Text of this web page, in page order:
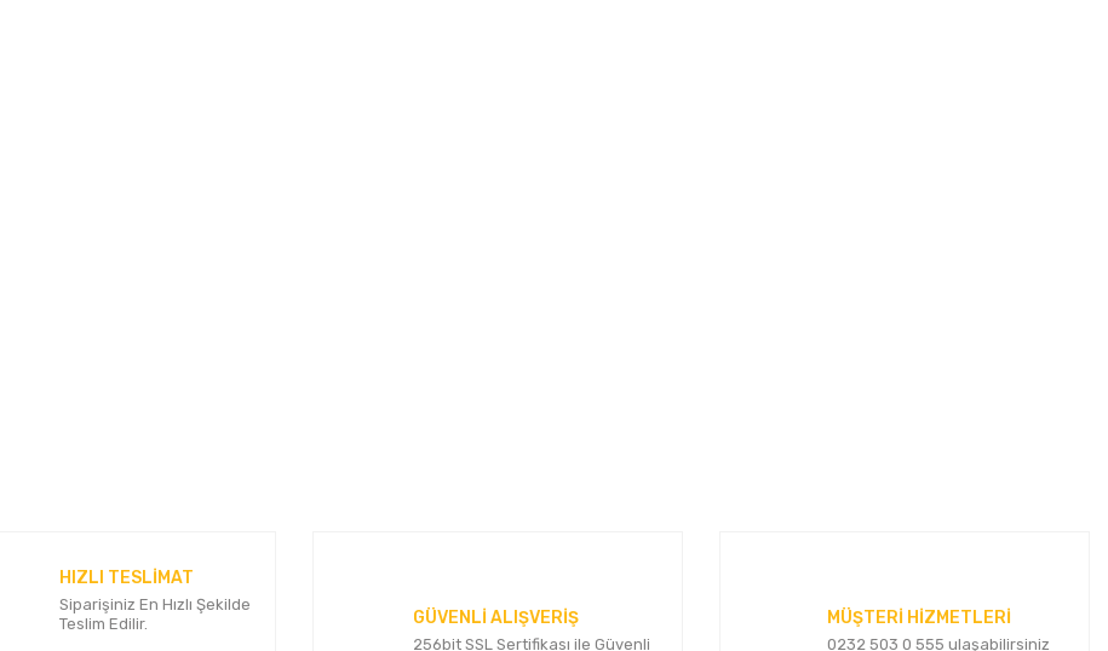
HIZLI TESLİMAT
Siparişiniz En Hızlı Şekilde
Teslim Edilir.
GÜVENLİ ALIŞVERİŞ
256bit SSL Sertifikası ile Güvenli
MÜŞTERİ HİZMETLERİ
0232 503 0 555 ulaşabilirsiniz